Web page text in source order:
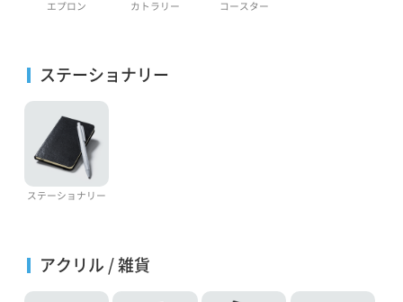
エプロン カトラリー コースター
ステーショナリー
ステーショナリー
アクリル / 雑貨